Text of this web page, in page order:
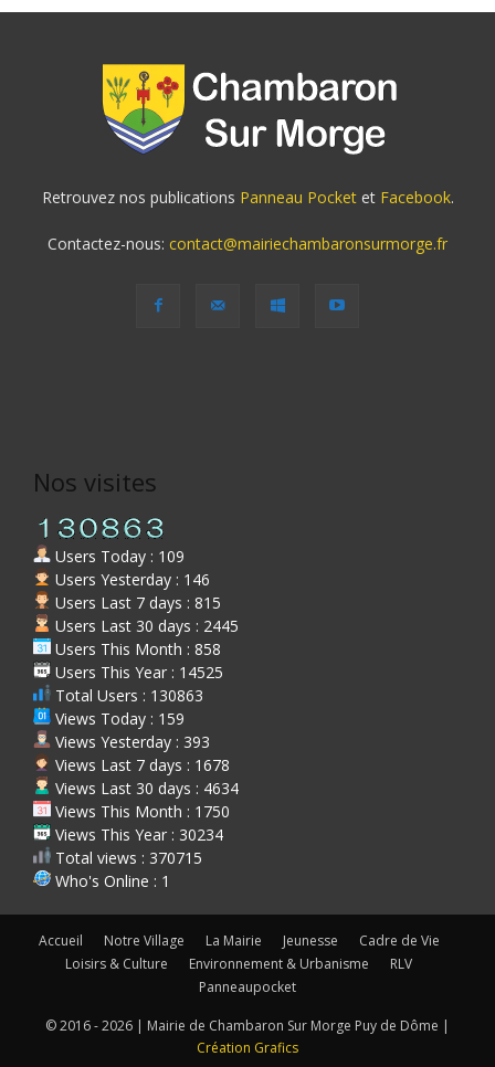
Retrouvez nos publications Panneau Pocketet Facebook.
Contactez-nous: contact@mairiechambaronsurmorge.fr
Nos visites
Users Today : 109
Users Yesterday : 146
Users Last 7 days : 815
Users Last 30 days : 2445
Users This Month : 858
Users This Year : 14525
Total Users : 130863
Views Today : 159
Views Yesterday : 393
Views Last 7 days : 1678
Views Last 30 days : 4634
Views This Month : 1750
Views This Year : 30234
Total views : 370715
Who's Online : 1
Accueil Notre Village La Mairie Jeunesse
Cadre de Vie
Loisirs & Culture
Environnement & Urbanisme
RLV
Panneaupocket
© 2016 - 2026 | Mairie de Chambaron Sur Morge Puy de Dôme |
Création Grafics